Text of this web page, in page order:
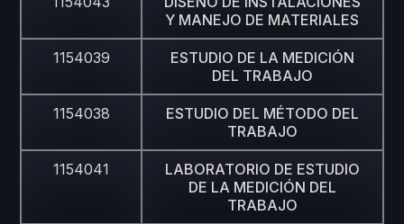
Y MANEJO DE MATERIALES
1154039
ESTUDIO DE LA MEDICIÓN
DEL TRABAJO
1154038
ESTUDIO DEL MÉTODO DEL
TRABAJO
1154041
LABORATORIO DE ESTUDIO
DE LA MEDICIÓN DEL
TRABAJO